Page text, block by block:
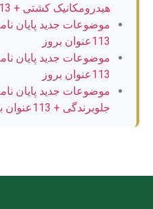
هیدرومکانیک کشتی + 113عنوان بروز
موضوعات جدید پایان
113عنوان بروز
موضوعات جدید پایان
113عنوان بروز
موضوعات جدید پایان
جلوبرندگی + 113عنوان بروز